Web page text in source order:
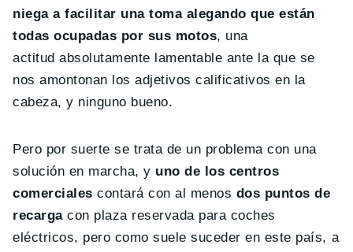
niega a facilitar una toma alegando que están
todas ocupadas por sus motos, una
actitud absolutamente lamentable ante la que se
nos amontonan los adjetivos calificativos en la
cabeza, y ninguno bueno.
Pero por suerte se trata de un problema con una
solución en marcha, y uno de los centros
comerciales contará con al menos dos puntos de
recargacon plaza reservada para coches
eléctricos, pero como suele suceder en este país, a